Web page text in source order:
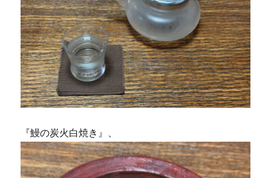
『鰻の炭火白焼き』、